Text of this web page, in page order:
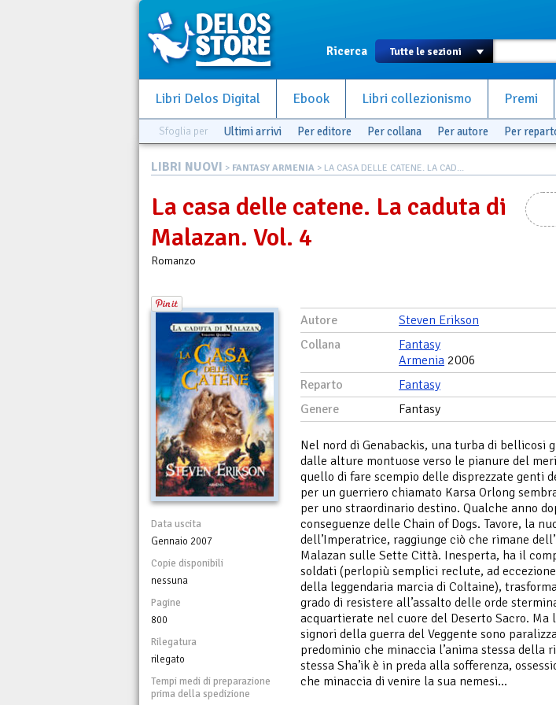
Ricerca
Libri Delos Digital Ebook Libri collezionismo Premi
Sfoglia per Ultimi arrivi Per editore Per collana Per autore Per
LIBRI NUOVI > FANTASY ARMENIA > LA CASA DELLE CATENE. LA CAD...
La casa delle catene. La caduta di
Malazan. Vol. 4
Romanzo
Data uscita
Gennaio 2007
Copie disponibili
nessuna
Pagine
800
Rilegatura
rilegato
Tempi medi di preparazione
prima della spedizione
Autore
Steven Erikson
Collana
Fantasy
Armenia 2006
Reparto
Fantasy
Genere
Fantasy
Nel nord di Genabackis, una turba di bellicosi
dalle alture montuose verso le pianure del
quello di fare scempio delle disprezzate genti
per un guerriero chiamato Karsa Orlong
per uno straordinario destino. Qualche anno
conseguenze delle Chain of Dogs. Tavore, la
dell’Imperatrice, raggiunge ciò che rimane
Malazan sulle Sette Città. Inesperta, ha il
soldati (perlopiù semplici reclute, ad
della leggendaria marcia di Coltaine),
grado di resistere all’assalto delle orde
acquartierate nel cuore del Deserto Sacro. Ma
signori della guerra del Veggente sono
predominio che minaccia l’anima stessa della
stessa Sha’ik è in preda alla sofferenza,
che minaccia di venire la sua nemesi…